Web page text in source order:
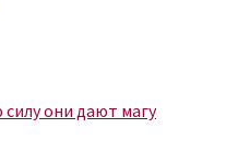
они дают магу